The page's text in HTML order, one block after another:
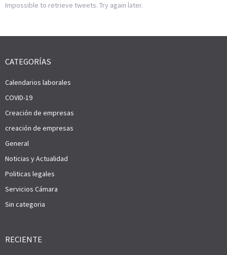
Impossible to retrieve tweets. Try again later.
CATEGORÍAS
Calendarios laborales
COVID-19
Creación de empresas
creación de empresas
General
Noticias y Actualidad
Politicas legales
Servicios Cámara
Sin categoria
RECIENTE